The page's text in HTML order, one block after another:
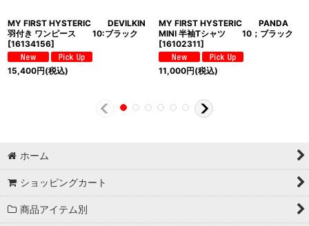
MY FIRST HYSTERIC DEVILKIN
羽付き ワンピース 10:ブラック
[16134156]
15,400円(税込)
MY FIRST HYSTERIC PANDA
MINI 半袖Tシャツ 10；ブラック
[16102311]
11,000円(税込)
ホーム
ショッピングカート
商品アイテム別